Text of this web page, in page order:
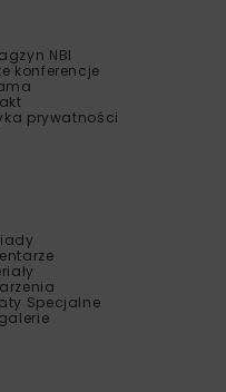
NBI
konferencje
prywatności
Specjalne